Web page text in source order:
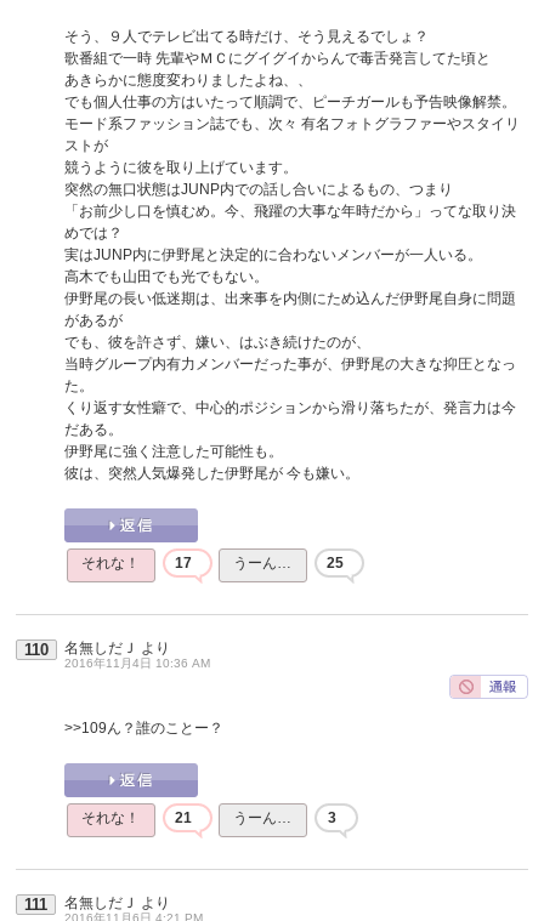
そう、９人でテレビ出てる時だけ、そう見えるでしょ？
歌番組で一時 先輩やＭＣにグイグイからんで毒舌発言してた頃と
あきらかに態度変わりましたよね、、
でも個人仕事の方はいたって順調で、ピーチガールも予告映像解禁。
モード系ファッション誌でも、次々 有名フォトグラファーやスタイリ
ストが
競うように彼を取り上げています。
突然の無口状態はJUNP内での話し合いによるもの、つまり
「お前少し口を慎むめ。今、飛躍の大事な年時だから」ってな取り決
めでは？
実はJUNP内に伊野尾と決定的に合わないメンバーが一人いる。
高木でも山田でも光でもない。
伊野尾の長い低迷期は、出来事を内側にため込んだ伊野尾自身に問題
があるが
でも、彼を許さず、嫌い、はぶき続けたのが、
当時グループ内有力メンバーだった事が、伊野尾の大きな抑圧となっ
た。
くり返す女性癖で、中心的ポジションから滑り落ちたが、発言力は今
だある。
伊野尾に強く注意した可能性も。
彼は、突然人気爆発した伊野尾が 今も嫌い。
それな！ 17 うーん… 25
110 名無しだＪ より
2016年11月4日 10:36 AM
>>109ん？誰のことー？
それな！ 21 うーん… 3
111 名無しだＪ より
2016年11月6日 4:21 PM